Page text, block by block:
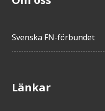
Svenska FN-förbundet
Länkar